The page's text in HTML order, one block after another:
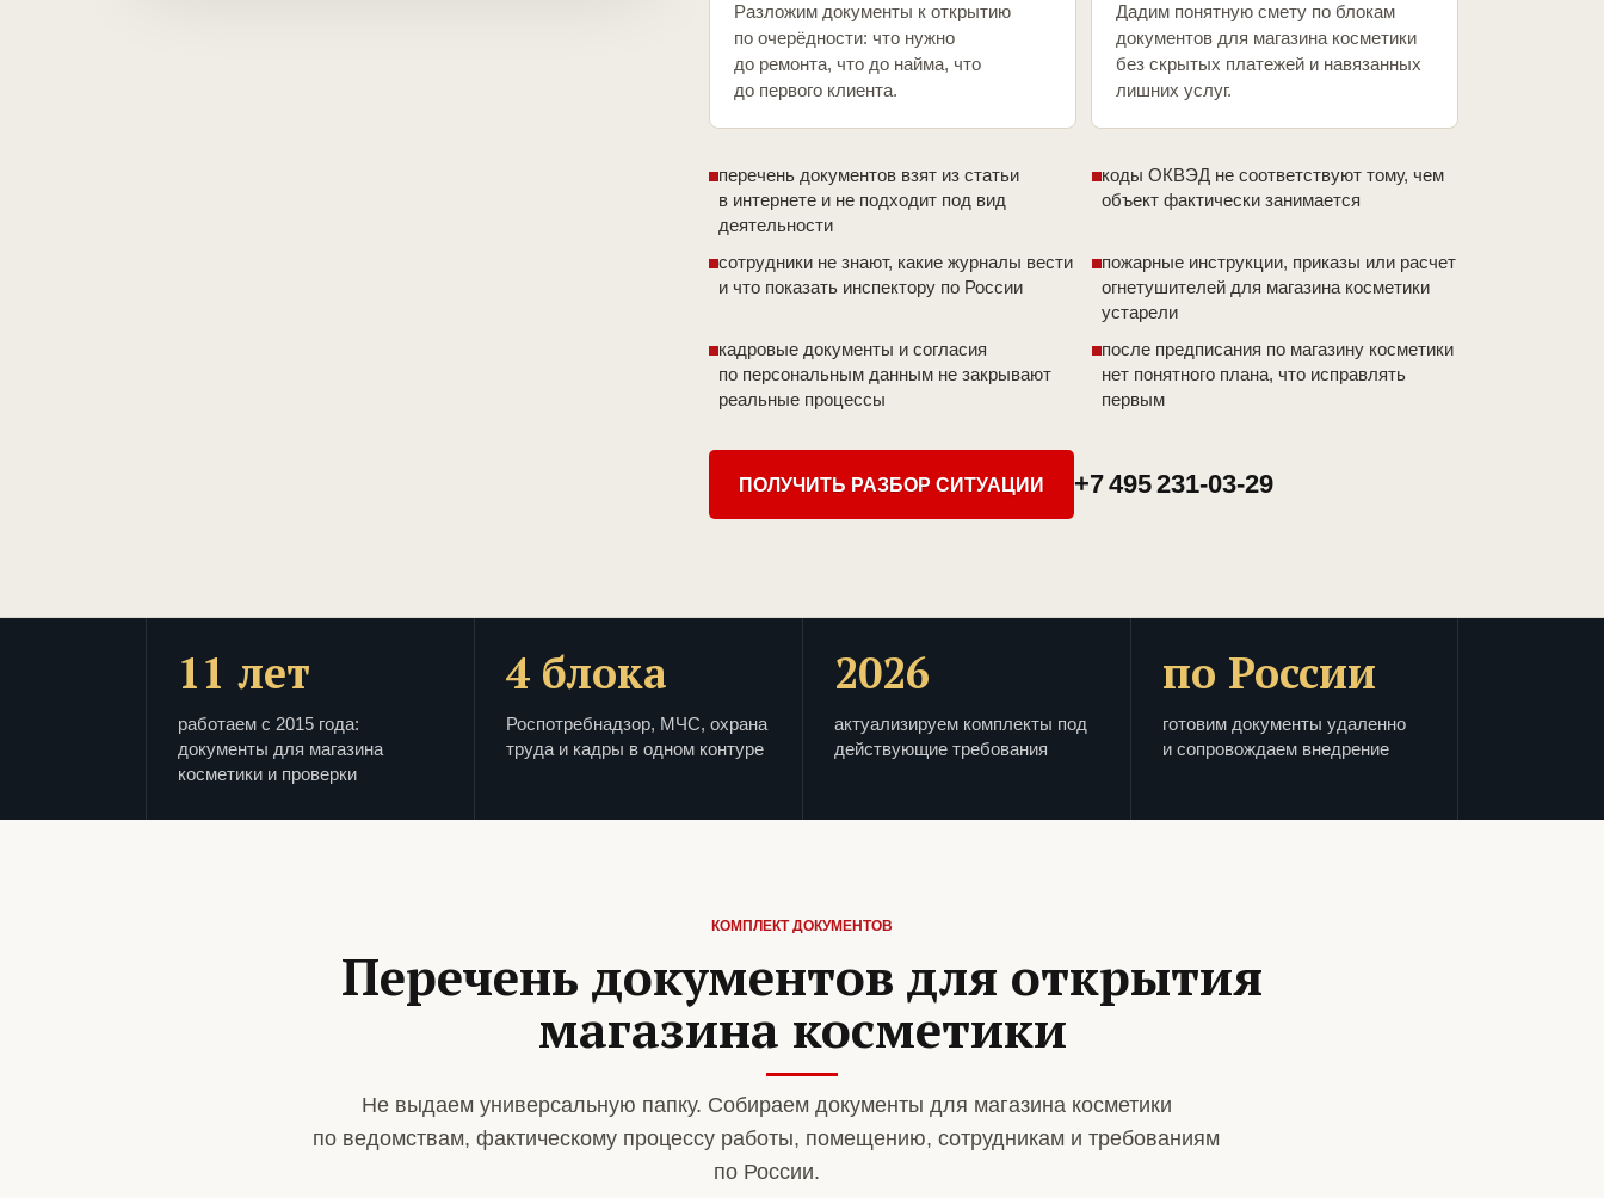
Разложим документы к открытию
по очерёдности: что нужно
до ремонта, что до найма, что
до первого клиента.
Дадим понятную смету по блокам
документов для магазина косметики
без скрытых платежей и навязанных
лишних услуг.
перечень документов взят из статьи
в интернете и не подходит под вид
деятельности
коды ОКВЭД не соответствуют тому, чем
объект фактически занимается
сотрудники не знают, какие журналы вести
и что показать инспектору по России
пожарные инструкции, приказы или расчет
огнетушителей для магазина косметики
устарели
кадровые документы и согласия
по персональным данным не закрывают
реальные процессы
после предписания по магазину косметики
нет понятного плана, что исправлять
первым
ПОЛУЧИТЬ РАЗБОР СИТУАЦИИ +7 495 231-03-29
11 лет
работаем с 2015 года:
документы для магазина
косметики и проверки
4 блока
Роспотребнадзор, МЧС, охрана
труда и кадры в одном контуре
2026
актуализируем комплекты под
действующие требования
по России
готовим документы удаленно
и сопровождаем внедрение
КОМПЛЕКТ ДОКУМЕНТОВ
Перечень документов для открытия
магазина косметики
Не выдаем универсальную папку. Собираем документы для магазина косметики
по ведомствам, фактическому процессу работы, помещению, сотрудникам и требованиям
по России.